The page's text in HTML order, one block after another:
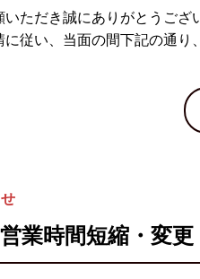
いただき誠にありがとうご
に従い、当面の間下記の通
業時間短縮・変更